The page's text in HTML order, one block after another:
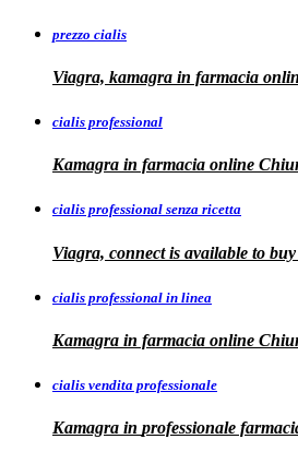
prezzo cialis
Viagra, kamagra in farmacia
cialis professional
Kamagra in farmacia online
cialis professional senza ricetta
Viagra, connect is available to buy
cialis professional in linea
Kamagra in farmacia online
cialis vendita professionale
Kamagra in professionale